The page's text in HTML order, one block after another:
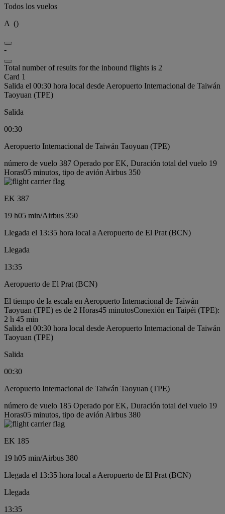
Todos los vuelos
A ()
-
Total number of results for the inbound flights is 2
Card 1
Salida el 00:30 hora local desde Aeropuerto Internacional de Taiwán
Taoyuan (TPE)
Salida
00:30
Aeropuerto Internacional de Taiwán Taoyuan (TPE)
número de vuelo 387 Operado por EK, Duración total del vuelo 19
Horas05 minutos, tipo de avión Airbus 350
EK 387
19 h05 min/Airbus 350
Llegada el 13:35 hora local a Aeropuerto de El Prat (BCN)
Llegada
13:35
Aeropuerto de El Prat (BCN)
El tiempo de la escala en Aeropuerto Internacional de Taiwán
Taoyuan (TPE) es de 2 Horas45 minutosConexión en Taipéi (TPE):
2 h 45 min
Salida el 00:30 hora local desde Aeropuerto Internacional de Taiwán
Taoyuan (TPE)
Salida
00:30
Aeropuerto Internacional de Taiwán Taoyuan (TPE)
número de vuelo 185 Operado por EK, Duración total del vuelo 19
Horas05 minutos, tipo de avión Airbus 380
EK 185
19 h05 min/Airbus 380
Llegada el 13:35 hora local a Aeropuerto de El Prat (BCN)
Llegada
13:35